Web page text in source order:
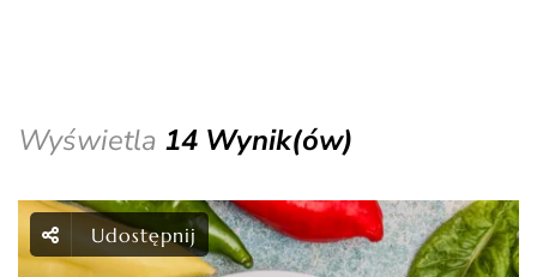
Wyświetla 14 Wynik(ów)
Udostępnij